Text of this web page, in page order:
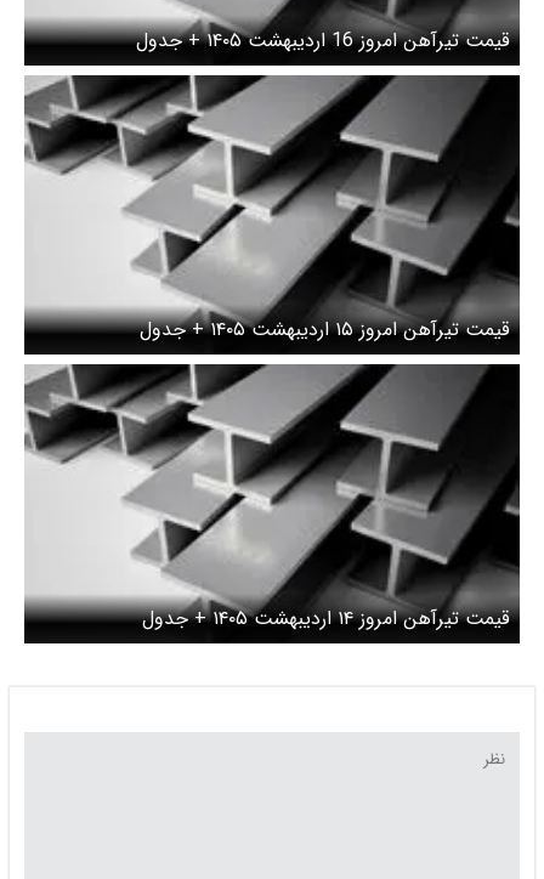
قیمت تیرآهن امروز 16 اردیبهشت ۱۴۰۵ + جدول
قیمت تیرآهن امروز ۱۵ اردیبهشت ۱۴۰۵ + جدول
قیمت تیرآهن امروز ۱۴ اردیبهشت ۱۴۰۵ + جدول